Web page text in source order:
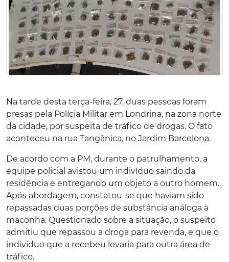
Na tarde desta terça-feira, 27, duas pessoas foram
presas pela Polícia Militar em Londrina, na zona norte
da cidade, por suspeita de tráfico de drogas. O fato
aconteceu na rua Tangânica, no Jardim Barcelona.
De acordo com a PM, durante o patrulhamento, a
equipe policial avistou um indivíduo saindo da
residência e entregando um objeto a outro homem.
Após abordagem, constatou-se que haviam sido
repassadas duas porções de substância análoga à
maconha. Questionado sobre a situação, o suspeito
admitiu que repassou a droga para revenda, e que o
indivíduo que a recebeu levaria para outra área de
tráfico.